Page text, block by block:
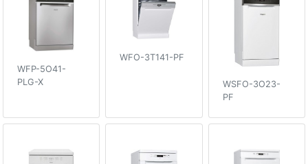
WFP-5O41-
PLG-X
WFO-3T141-PF
WSFO-3O23-
PF